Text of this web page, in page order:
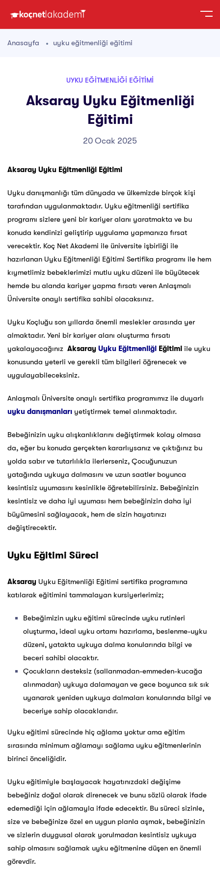
Anasayfa uyku eğitmenliği eğitimi
UYKU EĞITMENLIĞI EĞITIMI
Aksaray Uyku Eğitmenliği
Eğitimi
20 Ocak 2025
Aksaray Uyku Eğitmenliği Eğitimi
Uyku danışmanlığı tüm dünyada ve ülkemizde birçok kişi
tarafından uygulanmaktadır. Uyku eğitmenliği sertifika
programı sizlere yeni bir kariyer alanı yaratmakta ve bu
konuda kendinizi geliştirip uygulama yapmanıza fırsat
verecektir. Koç Net Akademi ile üniversite işbirliği ile
hazırlanan Uyku Eğitmenliği Eğitimi Sertifika programı ile hem
kıymetlimiz bebeklerimizi mutlu uyku düzeni ile büyütecek
hemde bu alanda kariyer yapma fırsatı veren Anlaşmalı
Üniversite onaylı sertifika sahibi olacaksınız.
Uyku Koçluğu son yıllarda önemli meslekler arasında yer
almaktadır. Yeni bir kariyer alanı oluşturma fırsatı
yakalayacağınız Aksaray Uyku Eğitmenliği Eğitimi ile uyku
konusunda yeterli ve gerekli tüm bilgileri öğrenecek ve
uygulayabileceksiniz.
Anlaşmalı Üniversite onaylı sertifika programımız ile duyarlı
uyku danışmanları yetiştirmek temel alınmaktadır.
Bebeğinizin uyku alışkanlıklarını değiştirmek kolay olmasa
da, eğer bu konuda gerçekten kararlıysanız ve çıktığınız bu
yolda sabır ve tutarlılıkla ilerlerseniz, Çocuğunuzun
yatağında uykuya dalmasını ve uzun saatler boyunca
kesintisiz uyumasını kesinlikle öğretebilirsiniz. Bebeğinizin
kesintisiz ve daha iyi uyuması hem bebeğinizin daha iyi
büyümesini sağlayacak, hem de sizin hayatınızı
değiştirecektir.
Uyku Eğitimi Süreci
Aksaray Uyku Eğitmenliği Eğitimi sertifika programına
katılarak eğitimini tammalayan kursiyerlerimiz;
Bebeğimizin uyku eğitimi sürecinde uyku rutinleri
oluşturma, ideal uyku ortamı hazırlama, beslenme-uyku
düzeni, yatakta uykuya dalma konularında bilgi ve
beceri sahibi olacaktır.
Çocukların desteksiz (sallanmadan-emmeden-kucağa
alınmadan) uykuya dalamayan ve gece boyunca sık sık
uyanarak yeniden uykuya dalmaları konularında bilgi ve
beceriye sahip olacaklarıdır.
Uyku eğitimi sürecinde hiç ağlama yoktur ama eğitim
sırasında minimum ağlamayı sağlama uyku eğitmenlerinin
birinci önceliğidir.
Uyku eğitimiyle başlayacak hayatınızdaki değişime
bebeğiniz doğal olarak direnecek ve bunu sözlü olarak ifade
edemediği için ağlamayla ifade edecektir. Bu süreci sizinle,
size ve bebeğinize özel en uygun planla aşmak, bebeğinizin
ve sizlerin duygusal olarak yorulmadan kesintisiz uykuya
sahip olmasını sağlamak uyku eğitmenine düşen en önemli
görevdir.